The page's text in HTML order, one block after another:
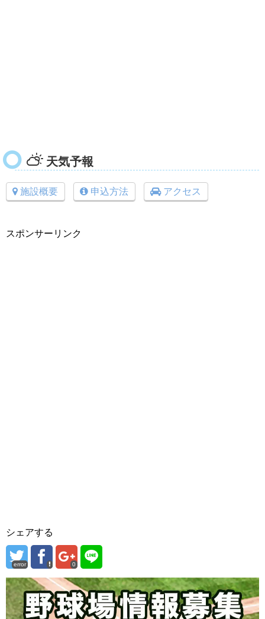
天気予報
施設概要 申込方法 アクセス
スポンサーリンク
シェアする
error 0